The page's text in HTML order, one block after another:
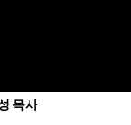
목사